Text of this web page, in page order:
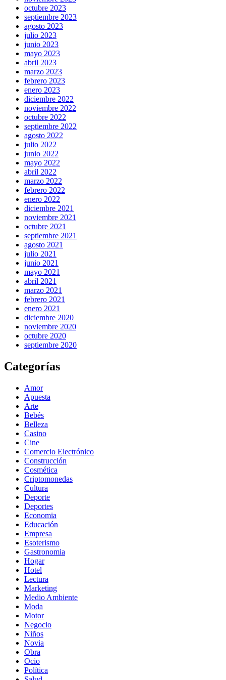
octubre 2023
septiembre 2023
agosto 2023
julio 2023
junio 2023
mayo 2023
abril 2023
marzo 2023
febrero 2023
enero 2023
diciembre 2022
noviembre 2022
octubre 2022
septiembre 2022
agosto 2022
julio 2022
junio 2022
mayo 2022
abril 2022
marzo 2022
febrero 2022
enero 2022
diciembre 2021
noviembre 2021
octubre 2021
septiembre 2021
agosto 2021
julio 2021
junio 2021
mayo 2021
abril 2021
marzo 2021
febrero 2021
enero 2021
diciembre 2020
noviembre 2020
octubre 2020
septiembre 2020
Categorías
Amor
Apuesta
Arte
Bebés
Belleza
Casino
Cine
Comercio Electrónico
Construcción
Cosmética
Criptomonedas
Cultura
Deporte
Deportes
Economia
Educación
Empresa
Esoterismo
Gastronomia
Hogar
Hotel
Lectura
Marketing
Medio Ambiente
Moda
Motor
Negocio
Niños
Novia
Obra
Ocio
Política